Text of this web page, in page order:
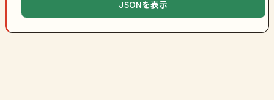
JSONを表示